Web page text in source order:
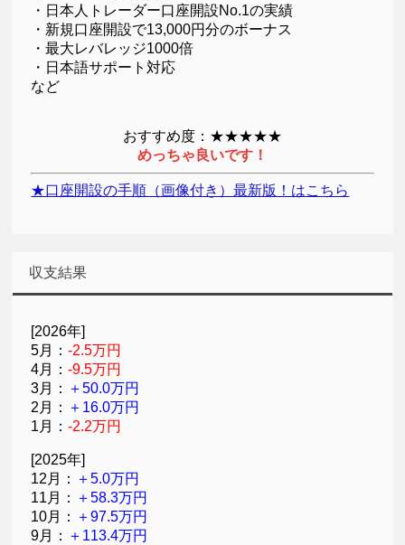
・日本人トレーダー口座開設No.1の実績
・新規口座開設で13,000円分のボーナス
・最大レバレッジ1000倍
・日本語サポート対応
など
おすすめ度：★★★★★
めっちゃ良いです！
★口座開設の手順（画像付き）最新版！はこちら
収支結果
[2026年]
5月：-2.5万円
4月：-9.5万円
3月： ＋50.0万円
2月： ＋16.0万円
1月：-2.2万円
[2025年]
12月： ＋5.0万円
11月： ＋58.3万円
10月： ＋97.5万円
9月： ＋113.4万円